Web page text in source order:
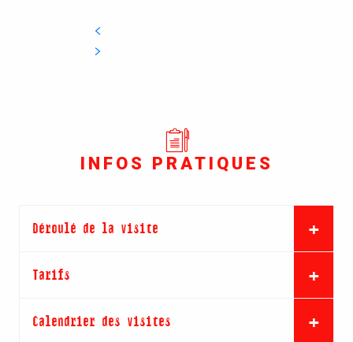
INFOS PRATIQUES
Déroulé de la visite
Tarifs
Calendrier des visites